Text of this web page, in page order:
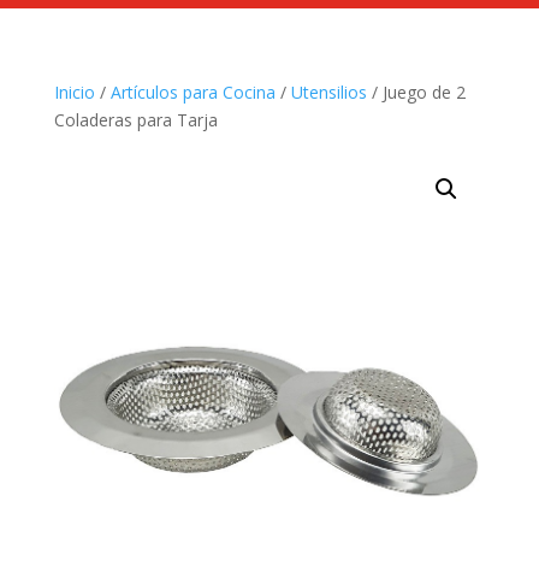
Inicio / Artículos para Cocina / Utensilios / Juego de 2
Coladeras para Tarja